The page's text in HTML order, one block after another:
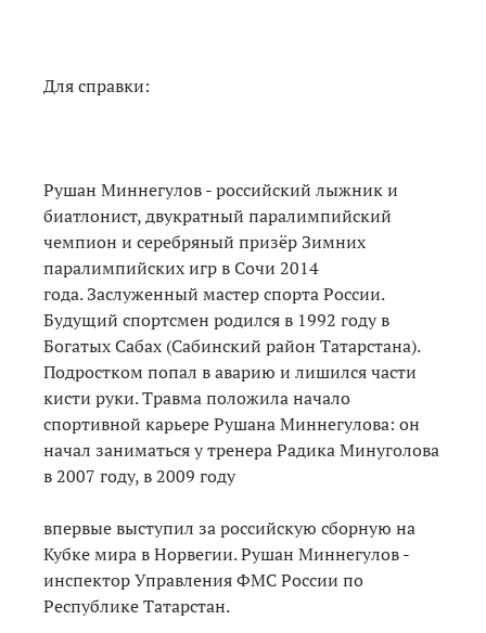
Для справки:
Рушан Миннегулов - российский лыжник и
биатлонист, двукратный паралимпийский
чемпион и серебряный призёр Зимних
паралимпийских игр в Сочи 2014
года. Заслуженный мастер спорта России.
Будущий спортсмен родился в 1992 году в
Богатых Сабах (Сабинский район Татарстана).
Подростком попал в аварию и лишился части
кисти руки. Травма положила начало
спортивной карьере Рушана Миннегулова: он
начал заниматься у тренера Радика Минуголова
в 2007 году, в 2009 году
впервые выступил за российскую сборную на
Кубке мира в Норвегии. Рушан Миннегулов -
инспектор Управления ФМС России по
Республике Татарстан.